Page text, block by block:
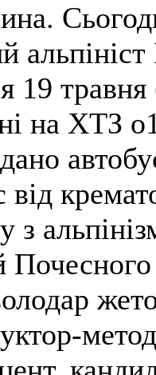
19
на ХТЗ
з